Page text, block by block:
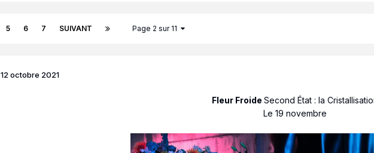
5 6 7 SUIVANT Page 2 sur 11
12 octobre 2021
Fleur Froide Second État : la
Le 19 novembre